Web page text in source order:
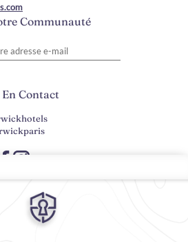
Communauté
En Contact
de confidentialité
en matière de cookies
Accessibilité du Web